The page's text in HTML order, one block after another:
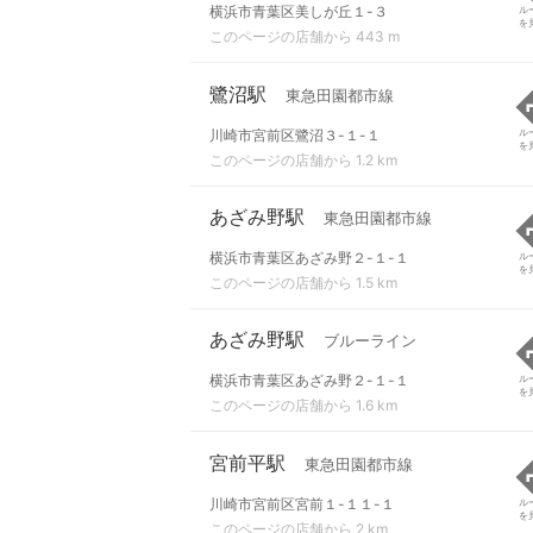
横浜市青葉区美しが丘１-３
このページの店舗から 443 m
ル
を
鷺沼駅 東急田園都市線
川崎市宮前区鷺沼３-１-１
このページの店舗から 1.2 km
ル
を
あざみ野駅 東急田園都市線
横浜市青葉区あざみ野２-１-１
このページの店舗から 1.5 km
ル
を
あざみ野駅 ブルーライン
横浜市青葉区あざみ野２-１-１
このページの店舗から 1.6 km
ル
を
宮前平駅 東急田園都市線
川崎市宮前区宮前１-１１-１
このページの店舗から 2 km
ル
を